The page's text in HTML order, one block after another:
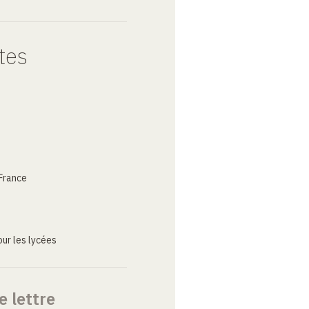
les lycées
lettre